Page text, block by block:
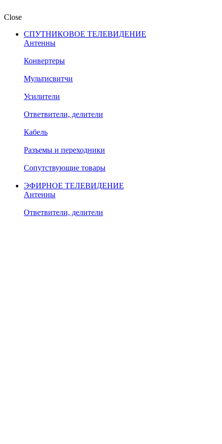
Close
СПУТНИКОВОЕ ТЕЛЕВИДЕНИЕ
Антенны
Конвертеры
Мультисвитчи
Усилители
Ответвители, делители
Кабель
Разъемы и переходники
Сопутствующие товары
ЭФИРНОЕ ТЕЛЕВИДЕНИЕ
Антенны
Ответвители, делители